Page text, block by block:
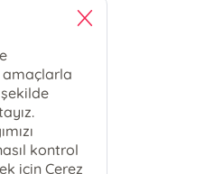
şekilde
kontrol
için Çerez